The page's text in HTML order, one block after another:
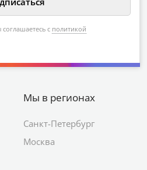
с политикой
Мы в регионах
Санкт-Петербург
Москва